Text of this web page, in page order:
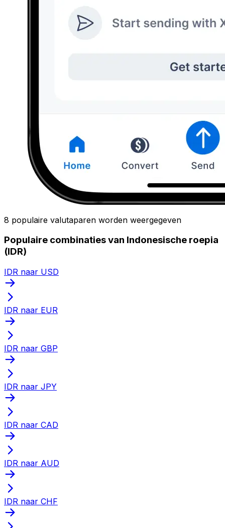
8 populaire valutaparen worden weergegeven
Populaire combinaties van Indonesische roepia
(IDR)
IDR naar USD
IDR naar EUR
IDR naar GBP
IDR naar JPY
IDR naar CAD
IDR naar AUD
IDR naar CHF